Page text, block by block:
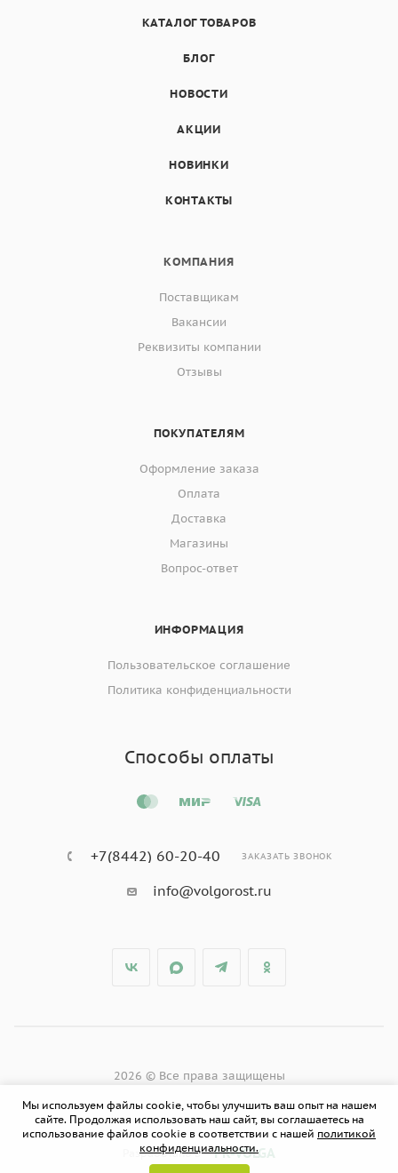
КАТАЛОГ ТОВАРОВ
БЛОГ
НОВОСТИ
АКЦИИ
НОВИНКИ
КОНТАКТЫ
КОМПАНИЯ
Поставщикам
Вакансии
Реквизиты компании
Отзывы
ПОКУПАТЕЛЯМ
Оформление заказа
Оплата
Доставка
Магазины
Вопрос-ответ
ИНФОРМАЦИЯ
Пользовательское соглашение
Политика конфиденциальности
Способы оплаты
+7(8442) 60-20-40 ЗАКАЗАТЬ ЗВОНОК
info@volgorost.ru
2026 © Все права защищены
Разработано в PR-VOLGA
Мы используем файлы cookie, чтобы улучшить ваш опыт на нашем
сайте. Продолжая использовать наш сайт, вы соглашаетесь на
использование файлов cookie в соответствии с нашей политикой
конфиденциальности.